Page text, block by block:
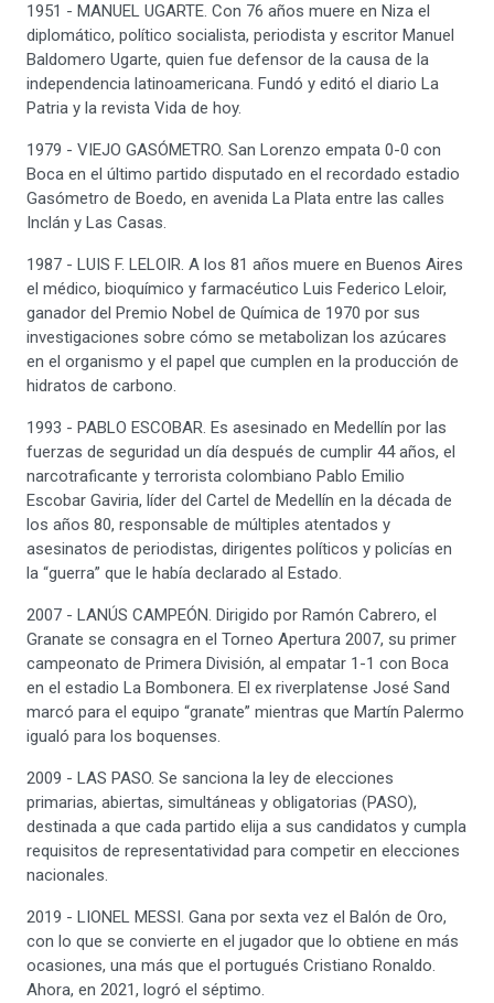
1951 - MANUEL UGARTE. Con 76 años muere en Niza el
diplomático, político socialista, periodista y escritor Manuel
Baldomero Ugarte, quien fue defensor de la causa de la
independencia latinoamericana. Fundó y editó el diario La
Patria y la revista Vida de hoy.
1979 - VIEJO GASÓMETRO. San Lorenzo empata 0-0 con
Boca en el último partido disputado en el recordado estadio
Gasómetro de Boedo, en avenida La Plata entre las calles
Inclán y Las Casas.
1987 - LUIS F. LELOIR. A los 81 años muere en Buenos Aires
el médico, bioquímico y farmacéutico Luis Federico Leloir,
ganador del Premio Nobel de Química de 1970 por sus
investigaciones sobre cómo se metabolizan los azúcares
en el organismo y el papel que cumplen en la producción de
hidratos de carbono.
1993 - PABLO ESCOBAR. Es asesinado en Medellín por las
fuerzas de seguridad un día después de cumplir 44 años, el
narcotraficante y terrorista colombiano Pablo Emilio
Escobar Gaviria, líder del Cartel de Medellín en la década de
los años 80, responsable de múltiples atentados y
asesinatos de periodistas, dirigentes políticos y policías en
la “guerra” que le había declarado al Estado.
2007 - LANÚS CAMPEÓN. Dirigido por Ramón Cabrero, el
Granate se consagra en el Torneo Apertura 2007, su primer
campeonato de Primera División, al empatar 1-1 con Boca
en el estadio La Bombonera. El ex riverplatense José Sand
marcó para el equipo “granate” mientras que Martín Palermo
igualó para los boquenses.
2009 - LAS PASO. Se sanciona la ley de elecciones
primarias, abiertas, simultáneas y obligatorias (PASO),
destinada a que cada partido elija a sus candidatos y cumpla
requisitos de representatividad para competir en elecciones
nacionales.
2019 - LIONEL MESSI. Gana por sexta vez el Balón de Oro,
con lo que se convierte en el jugador que lo obtiene en más
ocasiones, una más que el portugués Cristiano Ronaldo.
Ahora, en 2021, logró el séptimo.